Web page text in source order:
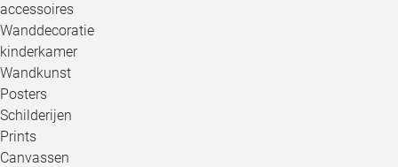
accessoires
Wanddecoratie
kinderkamer
Wandkunst
Posters
Schilderijen
Prints
Canvassen